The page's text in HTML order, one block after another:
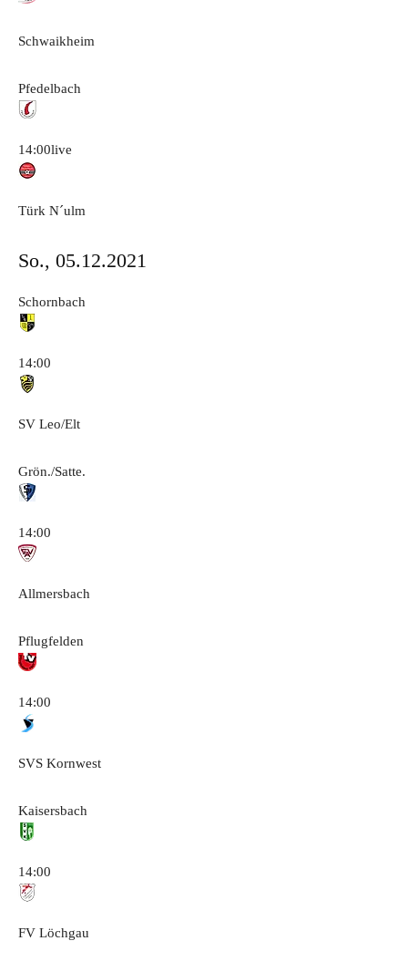
Schwaikheim
Pfedelbach
14:00live
Türk N´ulm
So., 05.12.2021
Schornbach
14:00
SV Leo/Elt
Grön./Satte.
14:00
Allmersbach
Pflugfelden
14:00
SVS Kornwest
Kaisersbach
14:00
FV Löchgau